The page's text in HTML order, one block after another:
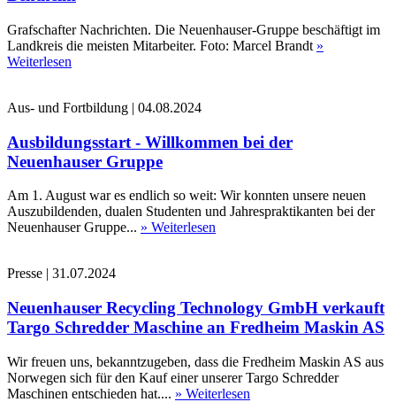
Grafschafter Nachrichten. Die Neuenhauser-Gruppe beschäftigt im
Landkreis die meisten Mitarbeiter. Foto: Marcel Brandt »
Weiterlesen
Aus- und Fortbildung | 04.08.2024
Ausbildungsstart - Willkommen bei der
Neuenhauser Gruppe
Am 1. August war es endlich so weit: Wir konnten unsere neuen
Auszubildenden, dualen Studenten und Jahrespraktikanten bei der
Neuenhauser Gruppe... » Weiterlesen
Presse | 31.07.2024
Neuenhauser Recycling Technology GmbH verkauft
Targo Schredder Maschine an Fredheim Maskin AS
Wir freuen uns, bekanntzugeben, dass die Fredheim Maskin AS aus
Norwegen sich für den Kauf einer unserer Targo Schredder
Maschinen entschieden hat.... » Weiterlesen